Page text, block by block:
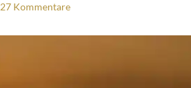
27 Kommentare